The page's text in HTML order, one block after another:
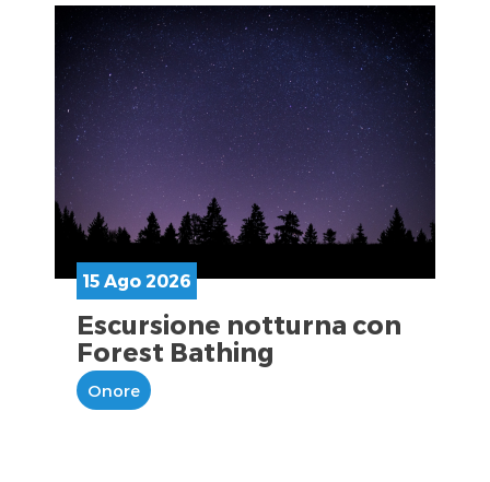
15 Ago 2026
Escursione notturna con
Forest Bathing
Onore